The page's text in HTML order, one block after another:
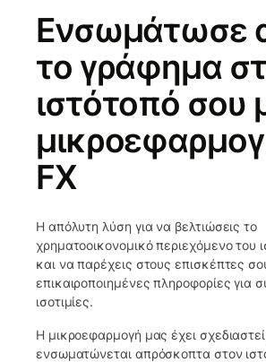
Ενσωμάτωσε
το γράφημα
ιστότοπό σου
FX
Η απόλυτη λύση για να βελτιώσεις το
χρηματοοικονομικό περιεχόμενο του
και να παρέχεις στους επισκέπτες
επικαιροποιημένες πληροφορίες για
ισοτιμίες.
Η μικροεφαρμογή μας έχει
ενσωματώνεται απρόσκοπτα στον